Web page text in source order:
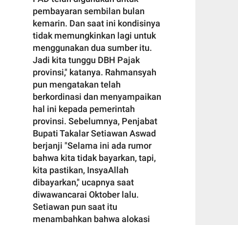
pembayaran sembilan bulan
kemarin. Dan saat ini kondisinya
tidak memungkinkan lagi untuk
menggunakan dua sumber itu.
Jadi kita tunggu DBH Pajak
provinsi," katanya. Rahmansyah
pun mengatakan telah
berkordinasi dan menyampaikan
hal ini kepada pemerintah
provinsi. Sebelumnya, Penjabat
Bupati Takalar Setiawan Aswad
berjanji "Selama ini ada rumor
bahwa kita tidak bayarkan, tapi,
kita pastikan, InsyaAllah
dibayarkan," ucapnya saat
diwawancarai Oktober lalu.
Setiawan pun saat itu
menambahkan bahwa alokasi